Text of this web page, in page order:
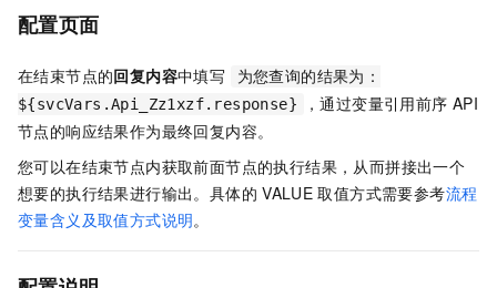
配置页面
在结束节点的回复内容中填写
为您查询的结果为：
${svcVars.Api_Zz1xzf.response}
，通过变量引用前序 API
节点的响应结果作为最终回复内容。
您可以在结束节点内获取前面节点的执行结果，从而拼接出一个
想要的执行结果进行输出。具体的 VALUE 取值方式需要参考流程
变量含义及取值方式说明。